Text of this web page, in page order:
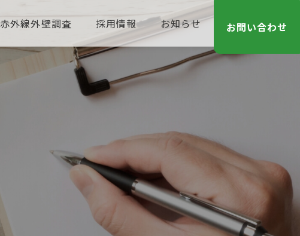
赤外線外壁調査 採用情報 お知らせ お問い合わせ